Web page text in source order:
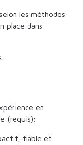
les méthodes
place dans
en
(requis);
fiable et